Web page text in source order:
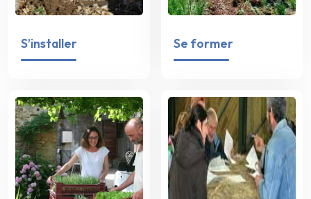
S’installer Se former